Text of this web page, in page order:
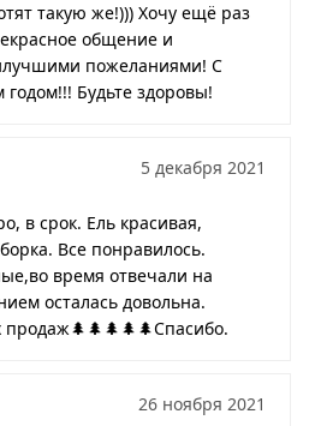
такую же!))) Хочу ещё раз
общение и
пожеланиями! С
Будьте здоровы!
5 декабря 2021
в срок. Ель красивая,
Все понравилось.
время отвечали на
осталась довольна.
26 ноября 2021